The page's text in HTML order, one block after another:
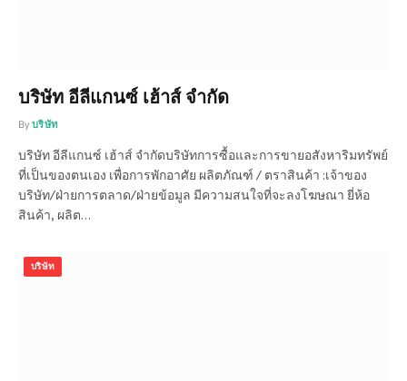
บริษัท อีลีแกนซ์ เฮ้าส์ จำกัด
By บริษัท
บริษัท อีลีแกนซ์ เฮ้าส์ จำกัดบริษัทการซื้อและการขายอสังหาริมทรัพย์
ที่เป็นของตนเอง เพื่อการพักอาศัย ผลิตภัณฑ์ / ตราสินค้า :เจ้าของ
บริษัท/ฝ่ายการตลาด/ฝ่ายข้อมูล มีความสนใจที่จะลงโฆษณา ยี่ห้อ
สินค้า, ผลิต…
บริษัท